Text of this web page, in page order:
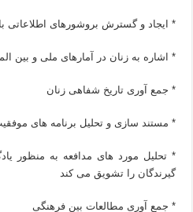
* ایجاد و گسترش بروشورهای اطلاعاتی
* اشاره به زنان در آمارهای ملی و بین
* جمع آوری تاریخ شفاهی زنان
* مستند سازی و تحلیل برنامه های
* تحلیل مورد های مدافعه به منظور
گیرندگان را تشویق می کند
* جمع آوری مطالعات بین فرهنگی